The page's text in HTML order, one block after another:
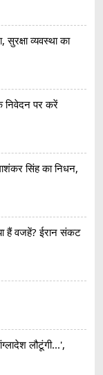
व्यवस्था का
निवेदन पर करें
सिंह का निधन,
हैं वजहें? ईरान संकट
लौटूंगी...',